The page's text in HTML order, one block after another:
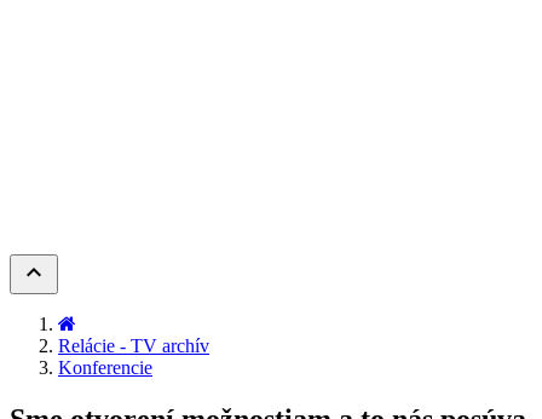
keyboard_arrow_up
Relácie - TV archív
Konferencie